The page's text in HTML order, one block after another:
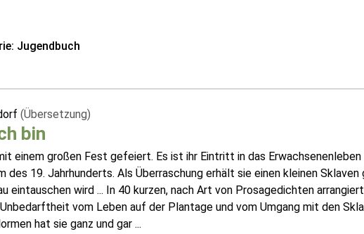
Jugendbuch
(Übersetzung)
bin
einem großen Fest gefeiert. Es ist ihr Eintritt in das Erwachsenenleben
des 19. Jahrhunderts. Als Überraschung erhält sie einen kleinen
eintauschen wird ... In 40 kurzen, nach Art von Prosagedichten
vom Leben auf der Plantage und vom Umgang mit den
hat sie ganz und gar ...